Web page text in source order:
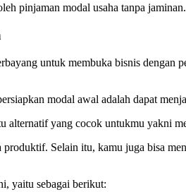
pinjaman modal usaha tanpa jaminan.
untuk membuka bisnis
modal awal adalah dapat
alternatif yang cocok untukmu yakni
Selain itu, kamu juga bisa
yaitu sebagai berikut: